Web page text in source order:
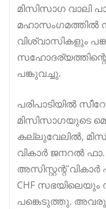
മിസിസാഗ വാലി
വിശ്വാസികളും
പങ്കുവച്ചു.
പരിപാടിയിൽ
മിസിസാഗയുടെ
കല്ലുവേലിൽ,
വികാർ ജനറൽ
അസിസ്റ്റന്റ് വികാർ
CHF
പങ്കെടുത്തു.